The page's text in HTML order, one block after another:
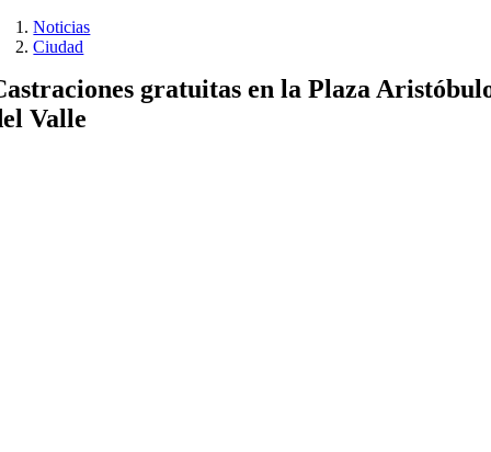
Noticias
Ciudad
gratuitas en la Plaza
Valle